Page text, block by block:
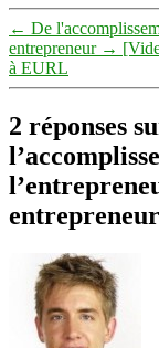
← De
entrepreneur →
à EURL
2 réponses